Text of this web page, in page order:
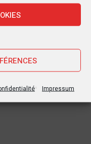
Impressum